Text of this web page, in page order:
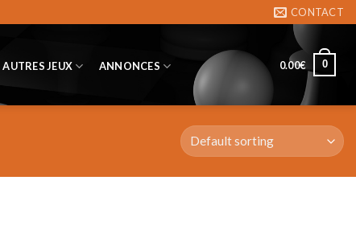
CONTACT
AUTRES JEUX ANNONCES 0.00€ 0